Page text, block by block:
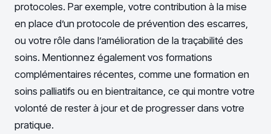
protocoles. Par exemple, votre contribution à la mise
en place d’un protocole de prévention des escarres,
ou votre rôle dans l’amélioration de la traçabilité des
soins. Mentionnez également vos formations
complémentaires récentes, comme une formation en
soins palliatifs ou en bientraitance, ce qui montre votre
volonté de rester à jour et de progresser dans votre
pratique.